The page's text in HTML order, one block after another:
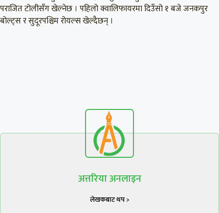
पराजित टोलीसँग खेल्नेछ । पहिलो क्वालिफायरमा दिउँसो १ बजे जनकपुर
बोल्ट्स र सुदूरपश्चिम रोयल्स खेल्दैछन् ।
अत्तरिया अनलाइन
लेखकबाट थप >